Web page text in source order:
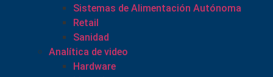
Sistemas de Alimentación Autónoma
Retail
Sanidad
Analítica de video
Hardware